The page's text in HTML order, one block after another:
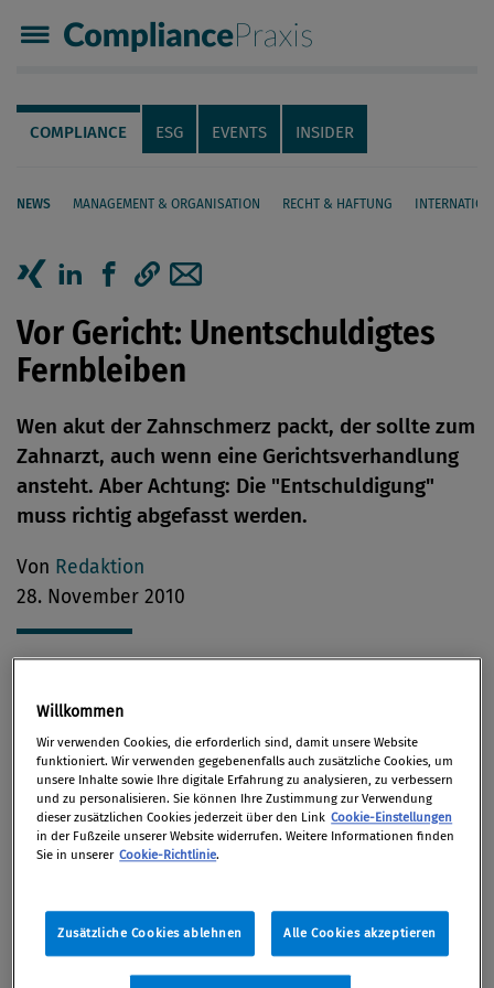
Compliance Praxis
Servicenavigation
Navigation
COMPLIANCE ESG EVENTS INSIDER
NEWS MANAGEMENT & ORGANISATION RECHT & HAFTUNG
Seiteninhalt
Artikel auf Xing teilen
Artikel auf linkedIn teilen
Artikel auf Facebook teilen
Artikellink kopieren
Artikel per Mail teilen
Vor Gericht: Unentschuldigtes
Fernbleiben
Wen akut der Zahnschmerz packt, der sollte zum
Zahnarzt, auch wenn eine Gerichtsverhandlung
ansteht. Aber Achtung: Die "Entschuldigung"
muss richtig abgefasst werden.
Von Redaktion
28. November 2010
Als entschuldigte Abwesenheit von der Verhandlung
im Verwaltungsstrafverfahren kann ein
Zahnarzttermin ebenso gewertet werden wie die
Bestellung in ein Krankenhaus zu einer Operation.
Allerdings nur dann, wenn die Unaufschiebbarkeit
der Behandlungen klar kommuniziert worden ist,
rezenten Entscheidung. Im konkreten Fall war in
einer Berufungsverhandlung die
Gerichtsentscheidung in Abwesenheit des Beklagten
Willkommen
Wir verwenden Cookies, die erforderlich sind, damit unsere Website
funktioniert. Wir verwenden gegebenenfalls auch zusätzliche Cookies, um
unsere Inhalte sowie Ihre digitale Erfahrung zu analysieren, zu verbessern
und zu personalisieren. Sie können Ihre Zustimmung zur Verwendung
dieser zusätzlichen Cookies jederzeit über den Link Cookie-Einstellungen
in der Fußzeile unserer Website widerrufen. Weitere Informationen finden
Sie in unserer Cookie-Richtlinie.
Zusätzliche Cookies ablehnen Alle Cookies akzeptieren